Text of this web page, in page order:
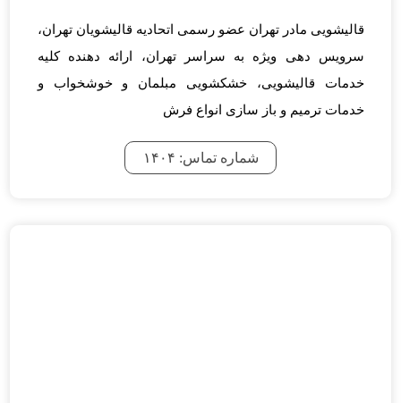
قالیشویی مادر تهران عضو رسمی اتحادیه قالیشویان تهران،
سرویس دهی ویژه به سراسر تهران، ارائه دهنده کلیه
خدمات قالیشویی، خشکشویی مبلمان و خوشخواب و
خدمات ترمیم و باز سازی انواع فرش
شماره تماس: ۱۴۰۴